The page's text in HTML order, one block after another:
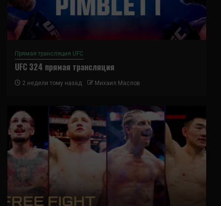
Прямая трансляция UFC
UFC 324 прямая трансляция
2 недели тому назад Михаил Маслов